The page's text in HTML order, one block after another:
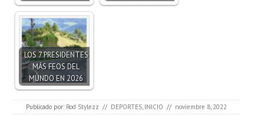
LOS 7 PRESIDENTES
MÁS FEOS DEL
MUNDO EN 2026
Publicado por: Rod Stylezz // DEPORTES, INICIO // noviembre 8, 2022